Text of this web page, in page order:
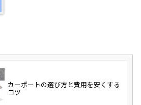
カーポートの選び方と費用を安くする
コツ